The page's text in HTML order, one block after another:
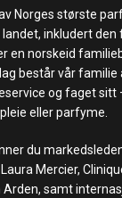
Norges største
inkludert
en norskeid
består vår familie
og faget sitt
eller parfyme.
du
Mercier,
Arden, samt